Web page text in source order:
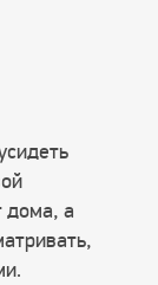
дома, а